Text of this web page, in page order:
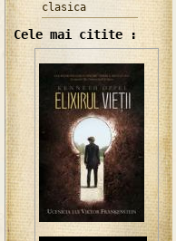
clasica
Cele mai citite :